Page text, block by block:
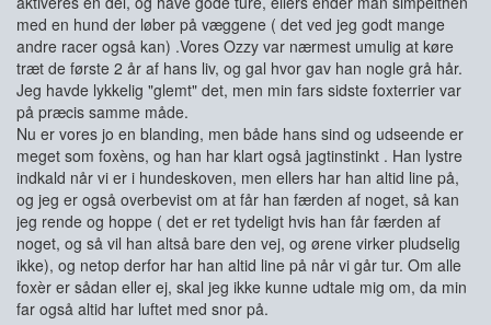
med en hund der løber på væggene ( det ved jeg godt mange
andre racer også kan) .Vores Ozzy var nærmest umulig at køre
træt de første 2 år af hans liv, og gal hvor gav han nogle grå hår.
Jeg havde lykkelig "glemt" det, men min fars sidste foxterrier var
på præcis samme måde.
Nu er vores jo en blanding, men både hans sind og udseende er
meget som foxèns, og han har klart også jagtinstinkt . Han lystre
indkald når vi er i hundeskoven, men ellers har han altid line på,
og jeg er også overbevist om at får han færden af noget, så kan
jeg rende og hoppe ( det er ret tydeligt hvis han får færden af
noget, og så vil han altså bare den vej, og ørene virker pludselig
ikke), og netop derfor har han altid line på når vi går tur. Om alle
foxèr er sådan eller ej, skal jeg ikke kunne udtale mig om, da min
far også altid har luftet med snor på.